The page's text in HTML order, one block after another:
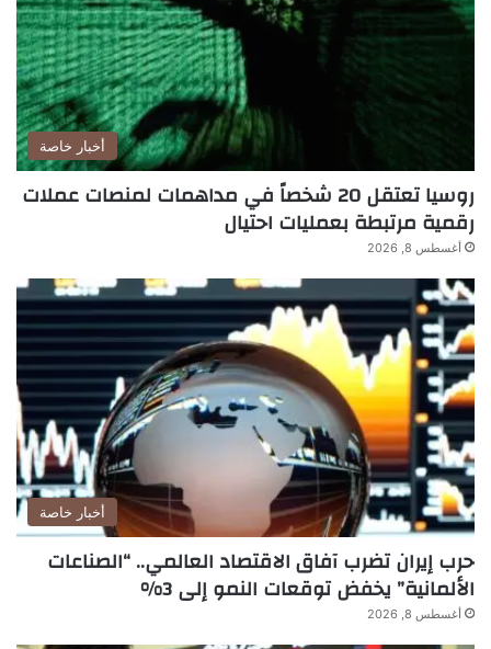
أخبار خاصة
روسيا تعتقل 20 شخصاً في مداهمات لمنصات عملات
رقمية مرتبطة بعمليات احتيال
أغسطس 8, 2026
أخبار خاصة
حرب إيران تضرب آفاق الاقتصاد العالمي.. “الصناعات
الألمانية” يخفض توقعات النمو إلى 3%
أغسطس 8, 2026